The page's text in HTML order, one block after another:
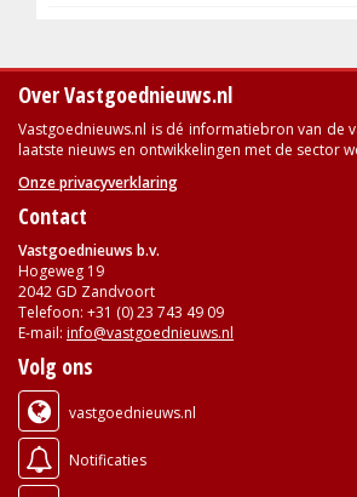
Over Vastgoednieuws.nl
Vastgoednieuws.nl is dé informatiebron van de
laatste nieuws en ontwikkelingen met de sector
Onze privacyverklaring
Contact
Vastgoednieuws b.v.
Hogeweg 19
2042 GD Zandvoort
Telefoon: +31 (0) 23 743 49 09
E-mail: info@vastgoednieuws.nl
Volg ons
vastgoednieuws.nl
Notificaties